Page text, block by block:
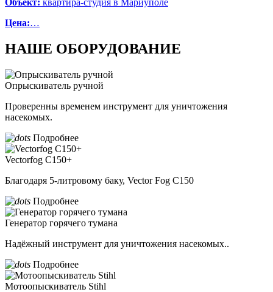
Цена:…
НАШЕ ОБОРУДОВАНИЕ
Опрыскиватель ручной
Проверенны временем инструмент для уничтожения
насекомых.
Подробнее
Vectorfog С150+
Благодаря 5-литровому баку, Vector Fog C150
Подробнее
Генератор горячего тумана
Надёжный инструмент для уничтожения насекомых..
Подробнее
Мотоопыскиватель Stihl